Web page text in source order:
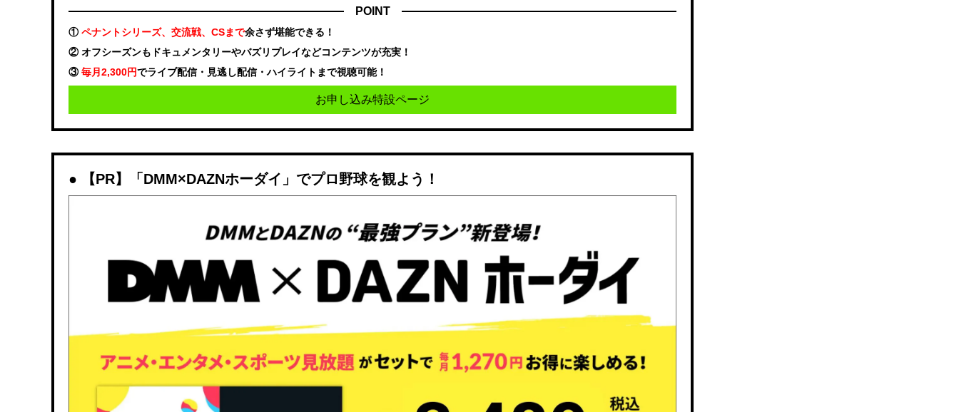
POINT
①ペナントシリーズ、交流戦、CSまで余さず堪能できる！
② オフシーズンもドキュメンタリーやバズリプレイなどコンテンツが充実！
③毎月2,300円でライブ配信・見逃し配信・ハイライトまで視聴可能！
お申し込み特設ページ
【PR】「DMM×DAZNホーダイ」でプロ野球を観よう！